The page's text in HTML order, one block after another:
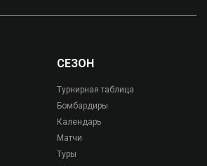
СЕЗОН
Турнирная таблица
Бомбардиры
Календарь
Матчи
Туры